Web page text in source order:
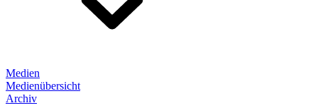
Medien
Medienübersicht
Archiv